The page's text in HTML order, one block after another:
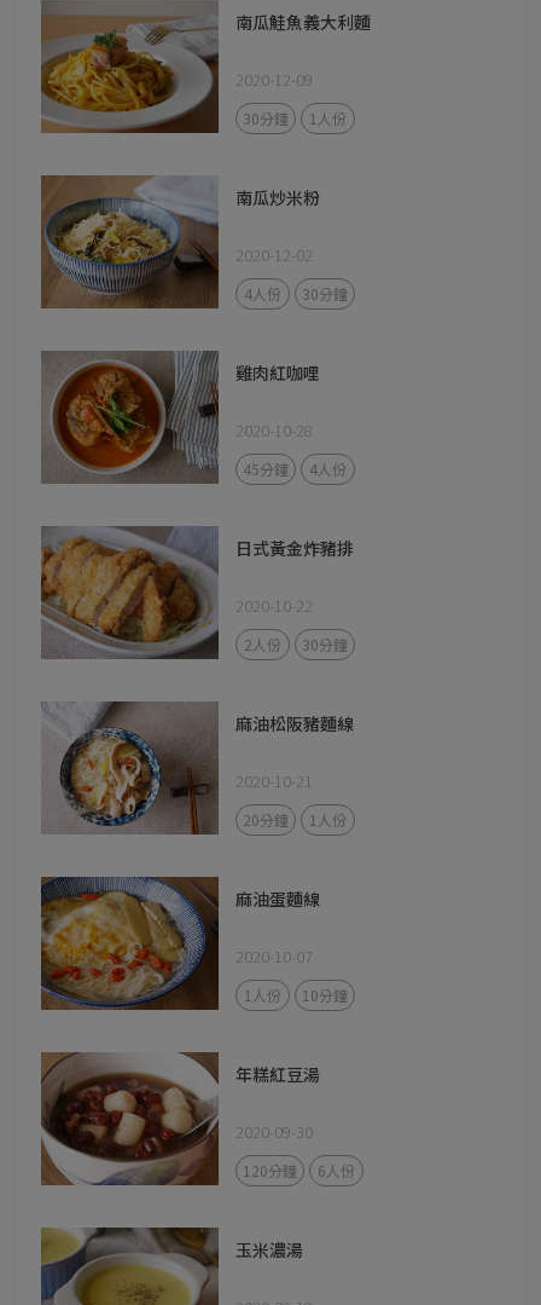
南瓜鮭魚義大利麵
2020-12-09
30分鐘 1人份
南瓜炒米粉
2020-12-02
4人份 30分鐘
雞肉紅咖哩
2020-10-28
45分鐘 4人份
日式黃金炸豬排
2020-10-22
2人份 30分鐘
麻油松阪豬麵線
2020-10-21
20分鐘 1人份
麻油蛋麵線
2020-10-07
1人份 10分鐘
年糕紅豆湯
2020-09-30
120分鐘 6人份
玉米濃湯